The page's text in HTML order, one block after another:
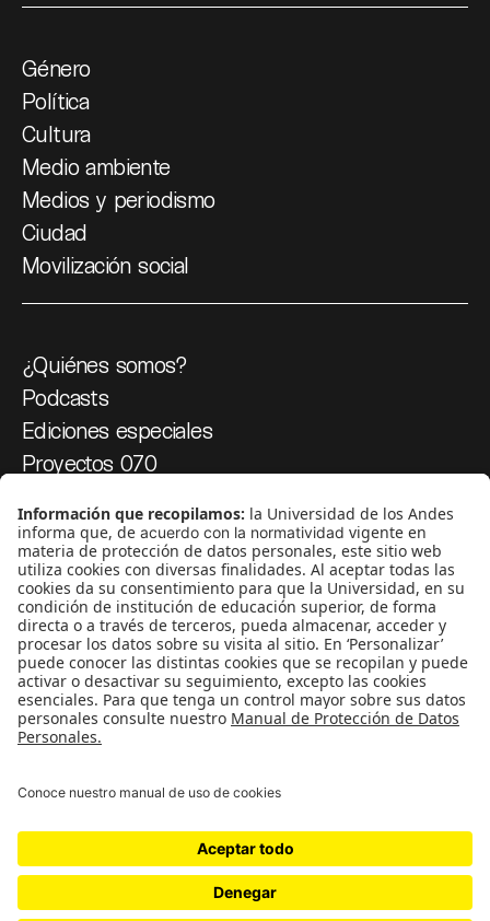
Género
Política
Cultura
Medio ambiente
Medios y periodismo
Ciudad
Movilización social
¿Quiénes somos?
Podcasts
Ediciones especiales
Proyectos 070
SÍGUENOS
¿Quieres escribir en 070?
CONTÁCTANOS
cerosetenta@uniandes.edu.co
BOGOTÁ, COLOMBIA